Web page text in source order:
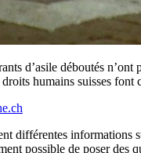
d’asile déboutés
droits humains suisses
différentes informations
possible de poser des